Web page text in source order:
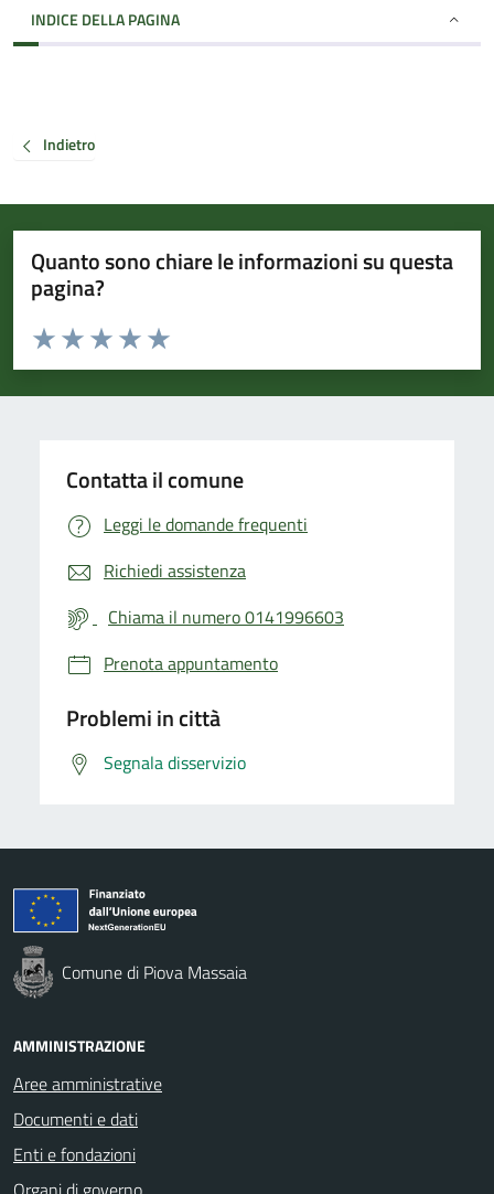
INDICE DELLA PAGINA
Indietro
Quanto sono chiare le informazioni su questa
pagina?
Valuta da 1 a 5 stelle la pagina
Valuta 5 stelle su 5
Valuta 4 stelle su 5
Valuta 3 stelle su 5
Valuta 2 stelle su 5
Valuta 1 stelle su 5
Contatta il comune
Leggi le domande frequenti
Richiedi assistenza
Chiama il numero 0141996603
Prenota appuntamento
Problemi in città
Segnala disservizio
Comune di Piova Massaia
AMMINISTRAZIONE
Aree amministrative
Documenti e dati
Enti e fondazioni